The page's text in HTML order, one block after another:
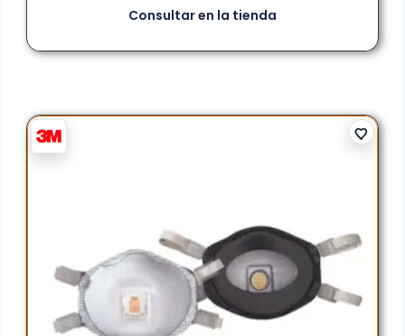
Consultar en la tienda